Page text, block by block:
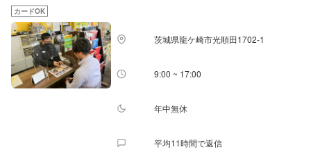
カードOK
茨城県龍ケ崎市光順田1702-1
9:00 ~ 17:00
年中無休
平均11時間で返信